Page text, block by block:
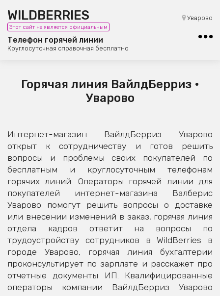
WILDBERRIES
Этот сайт не является официальным
Телефон горячей линии
Круглосуточная справочная бесплатно
Уварово
8 (800) 101-42-23
Бесплатная юридическая консультация
Горячая линия ВайлдБерриз •
Уварово
Интернет-магазин ВайлдБерриз Уварово
открыт к сотрудничеству и готов решить
вопросы и проблемы своих покупателей по
бесплатным и круглосуточным телефонам
горячих линий. Операторы горячей линии для
покупателей интернет-магазина Валберис
Уварово помогут решить вопросы о доставке
или внесении изменений в заказ, горячая линия
отдела кадров ответит на вопросы по
трудоустройству сотрудников в WildBerries в
городе Уварово, горячая линия бухгалтерии
проконсультирует по зарплате и расскажет про
отчетные документы ИП. Квалифицированные
операторы компании ВайлдБерриз Уварово